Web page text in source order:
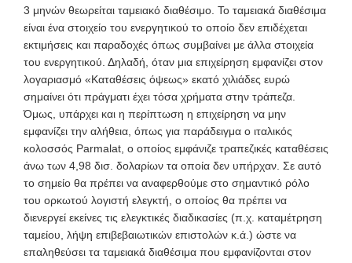
3 μηνών θεωρείται ταμειακό διαθέσιμο. Το ταμειακά διαθέσιμα
είναι ένα στοιχείο του ενεργητικού το οποίο δεν επιδέχεται
εκτιμήσεις και παραδοχές όπως συμβαίνει με άλλα στοιχεία
του ενεργητικού. Δηλαδή, όταν μια επιχείρηση εμφανίζει στον
λογαριασμό «Καταθέσεις όψεως» εκατό χιλιάδες ευρώ
σημαίνει ότι πράγματι έχει τόσα χρήματα στην τράπεζα.
Όμως, υπάρχει και η περίπτωση η επιχείρηση να μην
εμφανίζει την αλήθεια, όπως για παράδειγμα ο ιταλικός
κολοσσός Parmalat, ο οποίος εμφάνιζε τραπεζικές καταθέσεις
άνω των 4,98 δισ. δολαρίων τα οποία δεν υπήρχαν. Σε αυτό
το σημείο θα πρέπει να αναφερθούμε στο σημαντικό ρόλο
του ορκωτού λογιστή ελεγκτή, ο οποίος θα πρέπει να
διενεργεί εκείνες τις ελεγκτικές διαδικασίες (π.χ. καταμέτρηση
ταμείου, λήψη επιβεβαιωτικών επιστολών κ.ά.) ώστε να
επαληθεύσει τα ταμειακά διαθέσιμα που εμφανίζονται στον